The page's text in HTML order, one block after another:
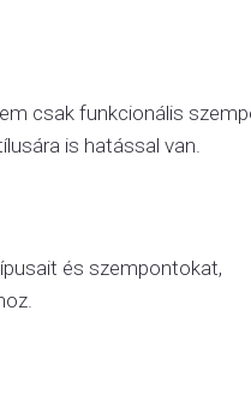
csak funkcionális
is hatással van.
és szempontokat,